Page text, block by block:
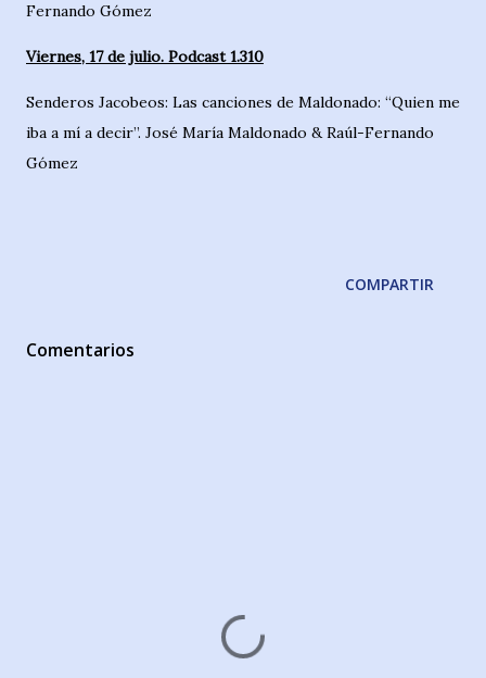
Fernando Gómez
Viernes, 17 de julio. Podcast 1.310
Senderos Jacobeos: Las canciones de Maldonado: “Quien me
iba a mí a decir”. José María Maldonado & Raúl-Fernando
Gómez
COMPARTIR
Comentarios